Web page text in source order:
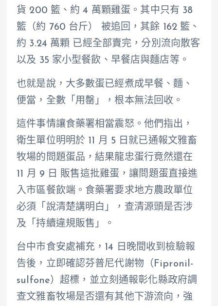
貨 200 籃、約 4 萬顆雞蛋。其中只有 38
籃（約 760 台斤） 被追回，其餘 162 籃、
約 3.24 萬顆 已經全部賣完，分別流向散客
以及 35 家小型餐飲、早餐店與麵店等。
也就是說，大多數蛋已經煮成早餐、麵、
便當，全數「用罄」，根本無法回收。
這件事情讓食藥署相當震怒。他們指出，
衛生單位明明於 11 月 5 日就已通報文雅畜
牧場的問題蛋品，結果龍忠蛋行竟然還在
11 月 9 日 販售這批雞蛋，讓問題蛋直接進
入市區餐飲端。食藥署要求地方農政單位
必須「說清楚講明白」，查清源頭是否涉
及「持續違規販售」。
台中市食安處補充，14 日晚間收到檢驗報
告後，立即確認芬普尼代謝物（Fipronil-
sulfone）超標，並立刻通報彰化縣政府調
查文雅畜牧場是否還有其他下游流向，強